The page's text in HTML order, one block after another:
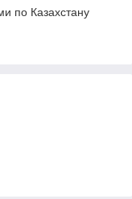
по Казахстану